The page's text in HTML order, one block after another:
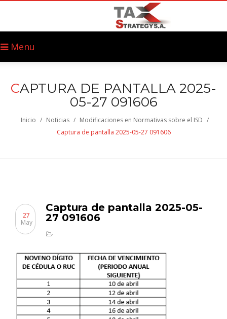
Menu
CAPTURA DE PANTALLA 2025-
05-27 091606
Inicio / Noticias / Modificaciones en Normativas sobre el ISD /
Captura de pantalla 2025-05-27 091606
Captura de pantalla 2025-05-
27 091606
27
May